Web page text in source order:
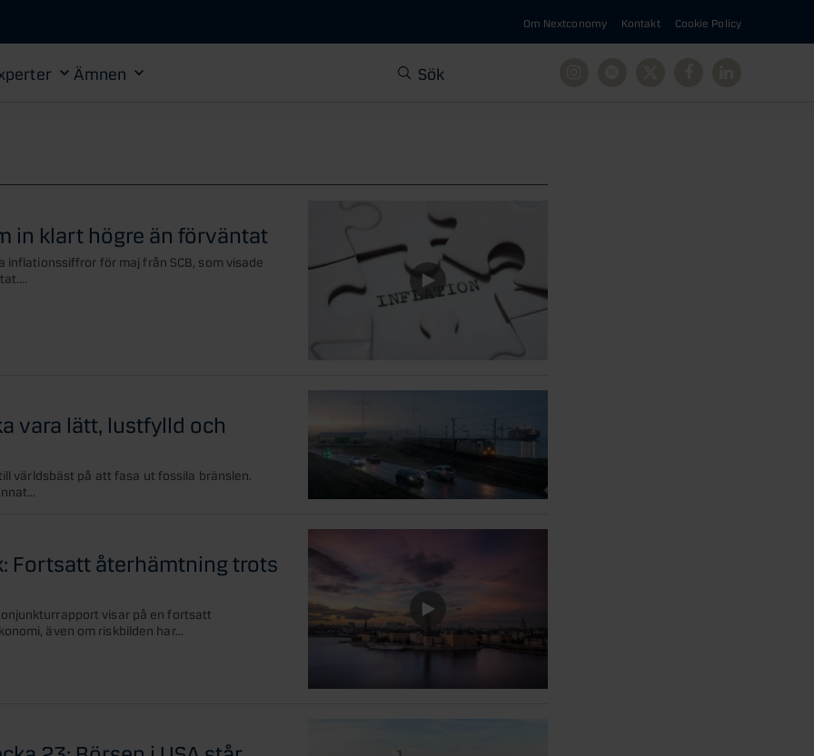
Om Nextconomy Kontakt Cookie Policy
Ämnen Sök
in klart högre än förväntat
inflationssiffror för maj från SCB, som visade
vara lätt, lustfylld och
världsbäst på att fasa ut fossila bränslen.
Fortsatt återhämtning trots
visar på en fortsatt
även om riskbilden har...